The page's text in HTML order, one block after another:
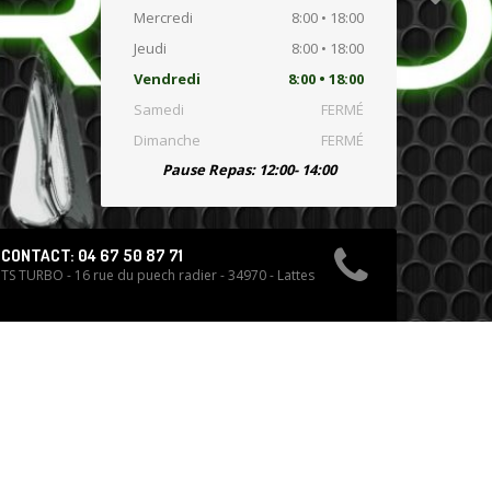
Mercredi
8:00 • 18:00
Jeudi
8:00 • 18:00
Vendredi
8:00 • 18:00
Samedi
FERMÉ
Dimanche
FERMÉ
Pause Repas: 12:00- 14:00
CONTACT: 04 67 50 87 71
TS TURBO - 16 rue du puech radier - 34970 - Lattes